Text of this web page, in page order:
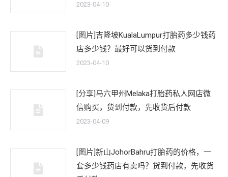
2023-04-10
[图片]吉隆坡KualaLumpur打胎药多少钱药
店多少钱？最好可以货到付款
2023-04-10
[分享]马六甲州Melaka打胎药私人网店微
信购买，货到付款，先收货后付款
2023-04-09
[图片]新山JohorBahru打胎药的价格，一
套多少钱药店有卖吗？货到付款，先收货